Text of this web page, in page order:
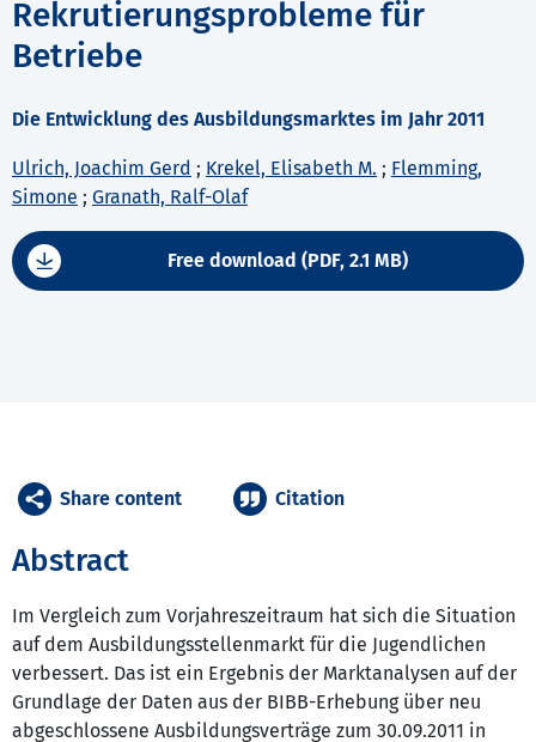
Rekrutierungsprobleme für
Betriebe
Die Entwicklung des Ausbildungsmarktes im Jahr 2011
Ulrich, Joachim Gerd ; Krekel, Elisabeth M. ; Flemming,
Simone ; Granath, Ralf-Olaf
Free download (PDF, 2.1 MB)
Abstract
Im Vergleich zum Vorjahreszeitraum hat sich die Situation
auf dem Ausbildungsstellenmarkt für die Jugendlichen
verbessert. Das ist ein Ergebnis der Marktanalysen auf der
Grundlage der Daten aus der BIBB-Erhebung über neu
abgeschlossene Ausbildungsverträge zum 30.09.2011 in
Share content Citation